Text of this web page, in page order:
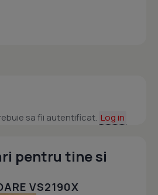
sa fii autentificat. Log in
pentru tine si
VS2190X